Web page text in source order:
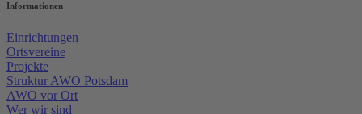
Informationen
Einrichtungen
Ortsvereine
Projekte
Struktur AWO Potsdam
AWO vor Ort
Wer wir sind